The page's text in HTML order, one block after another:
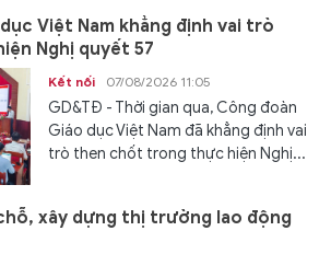
Việt Nam khẳng định vai trò
Nghị quyết 57
Kết nối 07/08/2026 11:05
GD&TĐ - Thời gian qua, Công đoàn
Giáo dục Việt Nam đã khẳng định vai
trò then chốt trong thực hiện Nghị...
xây dựng thị trường lao động